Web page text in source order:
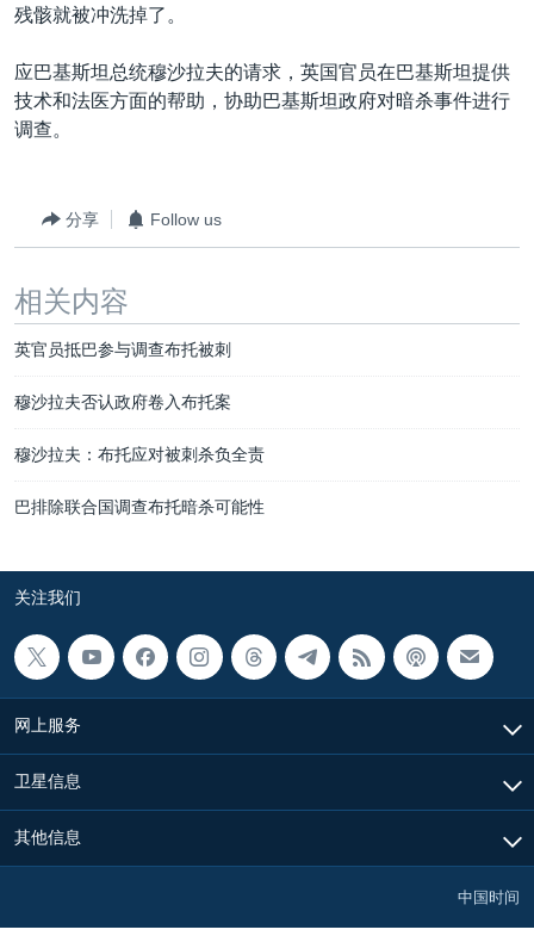
全球议题
环境
美国建国250周年
美国之音专访
重要讲话与声明
南中国海争端
关注新疆
GEN Z 看美国
关注我们
残骸就被冲洗掉了。
应巴基斯坦总统穆沙拉夫的请求，英国官员在巴基斯坦提供
技术和法医方面的帮助，协助巴基斯坦政府对暗杀事件进行
调查。
分享 Follow us
相关内容
英官员抵巴参与调查布托被刺
穆沙拉夫否认政府卷入布托案
穆沙拉夫：布托应对被刺杀负全责
巴排除联合国调查布托暗杀可能性
关注我们
网上服务
卫星信息
其他信息
中国时间